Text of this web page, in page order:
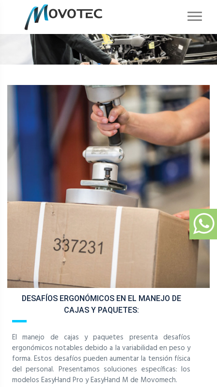
DESAFÍOS ERGONÓMICOS EN EL MANEJO DE
CAJAS Y PAQUETES:
El manejo de cajas y paquetes presenta desafíos
ergonómicos notables debido a la variabilidad en peso y
forma. Estos desafíos pueden aumentar la tensión física
del personal. Presentamos soluciones específicas: los
modelos EasyHand Pro y EasyHand M de Movomech.